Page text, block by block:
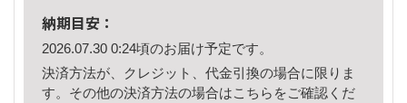
納期目安：
2026.07.30 0:24頃のお届け予定です。
決済方法が、クレジット、代金引換の場合に限りま
す。その他の決済方法の場合はこちら をご確認くだ